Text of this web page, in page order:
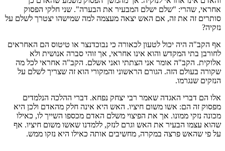
אחראי, שהרי: "שלם ישלם המבעיר את הבערה". שני חלקי הפסוק
סותרים זה את זה, אם האש יצאה מעצמה למה שמישהו יצטרך לשלם על
נזקיה?
אף הקב"ה היה יכול לטעון לכאורה כי נבוכדנצר או טיטוס הם האחראים
לחורבן בתי המקדש והוא אינו אחראי, אך זוהי סברה אנושית ולא
אלוקית. הקב"ה אומר אני הצתתי ואני אשלם. הקב"ה אחראי לכל מה
שקורה בעולם הזה. הגורם הראשוני והמקורי הוא זה שצריך לשלם על
הנזקים שנגרמו.
אלו הם דברי האגדה שאמר רבי יצחק נפחא. דברי ההלכה הנלמדים
מפסוק זה הם: אשו משום חיציו. האש היא אינה חלק מהאדם ולכן היא
מכונה נזקי ממונו. אך את הפיצוי משלם האדם מכספו השייך לו, כאילו
שהוא עצמו הבעיר את האש וגרם לנזק, ללמדנו שאשו משום חיציו. אף
על פי שהאש פרצה במקרה, מחשיבים אותה כאילו היא נזקו ממש.